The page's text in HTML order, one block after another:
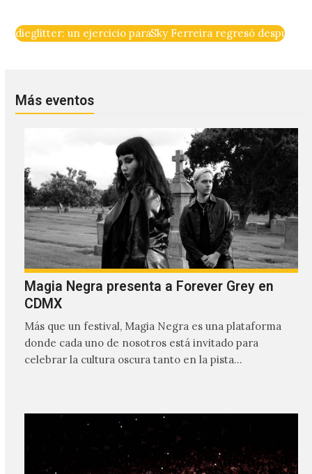
dieglitter: un ejercicio para controlar el ir y venir de la
Sky Ferreira regresó después
Más eventos
Magia Negra presenta a Forever Grey en
CDMX
Más que un festival, Magia Negra es una plataforma
donde cada uno de nosotros está invitado para
celebrar la cultura oscura tanto en la pista…